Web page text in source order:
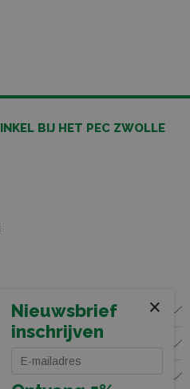
BIJ HET PEC ZWOLLE
ONS
×
Nieuwsbrief
inschrijven